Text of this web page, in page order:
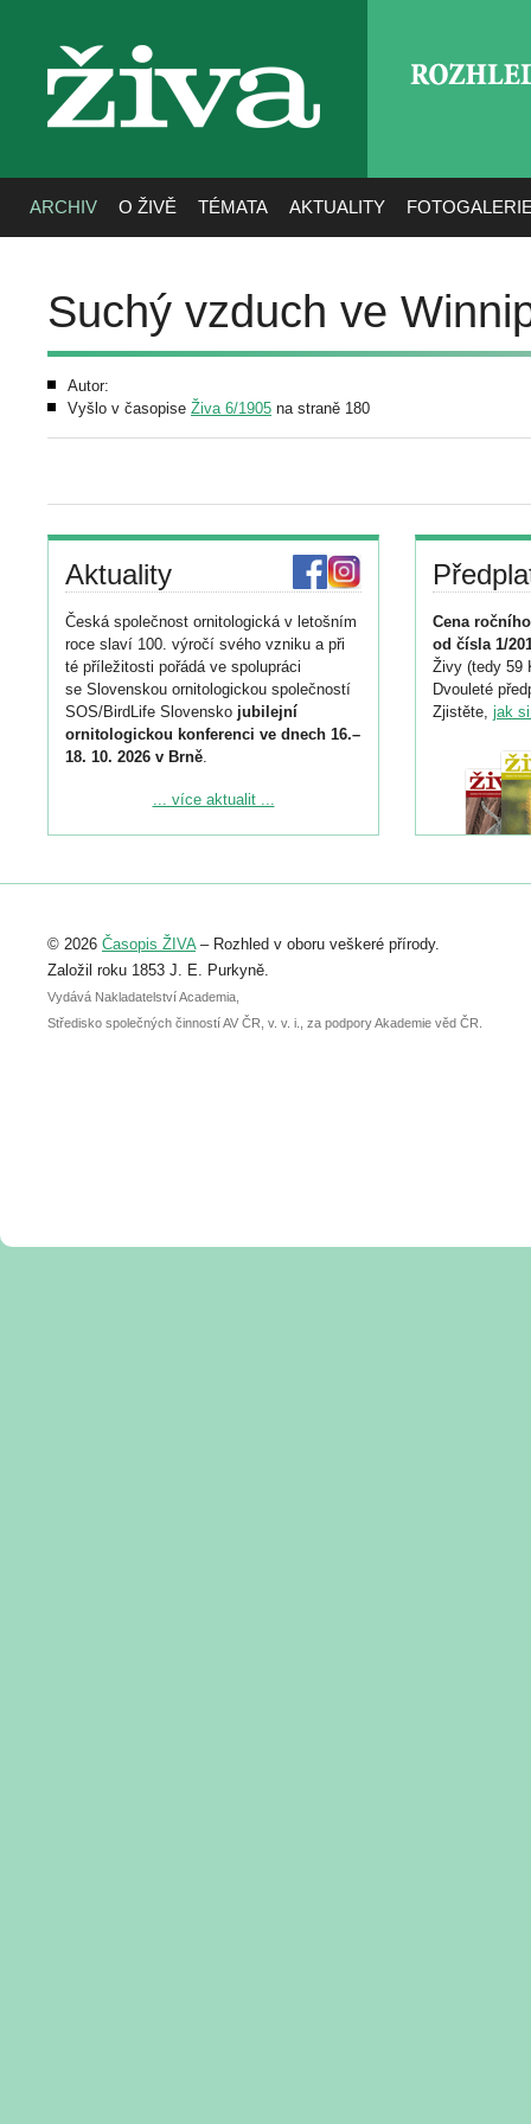
živa
ARCHIV O ŽIVĚ TÉMATA AKTUALITY
Suchý vzduch ve
Autor:
Vyšlo v časopise Živa 6/1905 na straně 180
Aktuality
Česká společnost ornitologická v letošním
roce slaví 100. výročí svého vzniku a při
té příležitosti pořádá ve spolupráci
se Slovenskou ornitologickou společností
SOS/BirdLife Slovensko jubilejní
ornitologickou konferenci ve dnech 16.–
18. 10. 2026 v Brně.
Podrobnější informace ke konferenci
Registrovat se můžete do 6. září.
abstraktu přihlášené přednášky nebo
posteru je už 30. června.
... více aktualit ...
Cena
od čísla 1/
Živy (tedy 59
Dvouleté
Zjistěte, jak
© 2026 Časopis ŽIVA– Rozhled v oboru veškeré přírody.
Založil roku 1853 J. E. Purkyně.
Vydává Nakladatelství Academia,
Středisko společných činností AV ČR, v. v. i., za podpory Akademie věd ČR.